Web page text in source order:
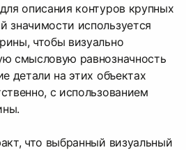
описания контуров крупных
значимости используется
чтобы визуально
смысловую равнозначность
детали на этих объектах
с использованием
что выбранный визуальный